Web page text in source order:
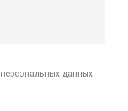
персональных данных